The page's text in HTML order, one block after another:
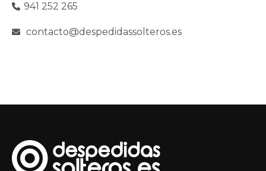
941 252 265
contacto@despedidassolteros.es